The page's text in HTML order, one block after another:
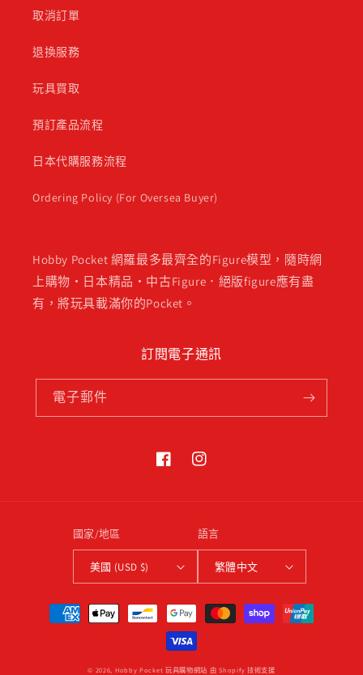
取消訂單
退換服務
玩具買取
預訂產品流程
日本代購服務流程
Ordering Policy (For Oversea Buyer)
Hobby Pocket 網羅最多最齊全的Figure模型，隨時網
上購物・日本精品・中古Figure．絕版figure應有盡
有，將玩具載滿你的Pocket。
訂閱電子通訊
電子郵件
FacebookInstagram
國家/地區
美國 (USD $)
語言
繁體中文
© 2026, Hobby Pocket 玩具購物網站 由 Shopify 技術支援